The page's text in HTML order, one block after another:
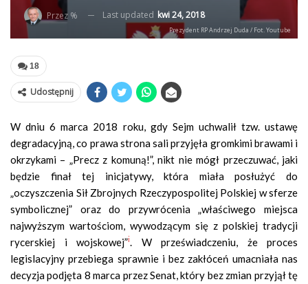
Przez % Last updated kwi 24, 2018
Prezydent RP Andrzej Duda / Fot. Youtube
18
Udostępnij
W dniu 6 marca 2018 roku, gdy Sejm uchwalił tzw. ustawę
degradacyjną, co prawa strona sali przyjęła gromkimi brawami i
okrzykami – „Precz z komuną!”, nikt nie mógł przeczuwać, jaki
będzie finał tej inicjatywy, która miała posłużyć do
„oczyszczenia Sił Zbrojnych Rzeczypospolitej Polskiej w sferze
symbolicznej” oraz do przywrócenia „właściwego miejsca
najwyższym wartościom, wywodzącym się z polskiej tradycji
rycerskiej i wojskowej”i. W przeświadczeniu, że proces
legislacyjny przebiega sprawnie i bez zakłóceń umacniała nas
decyzja podjęta 8 marca przez Senat, który bez zmian przyjął tę